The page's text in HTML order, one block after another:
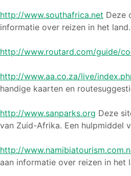
http://www.southafrica.net Deze
informatie over reizen in het land.
http://www.routard.com/guide/
http://www.aa.co.za/live/
handige kaarten en
http://www.sanparks.org Deze
van Zuid-Afrika. Een hulpmiddel
http://
aan informatie over reizen in het